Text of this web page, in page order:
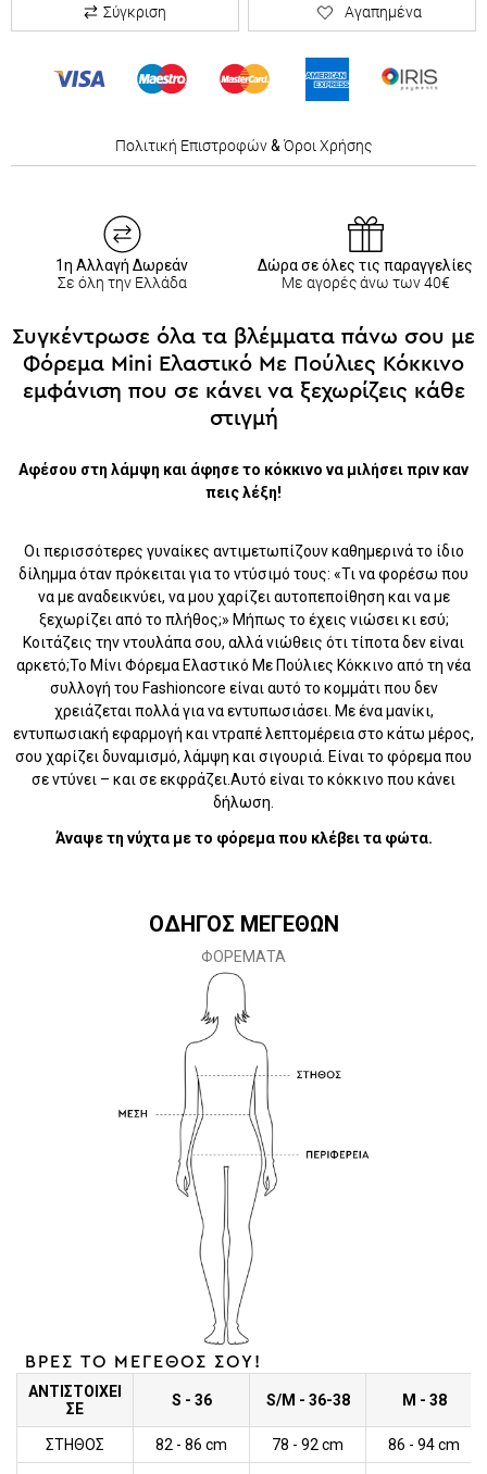
Σύγκριση Αγαπημένα
Πολιτική Επιστροφών& Όροι Χρήσης
1η Αλλαγή Δωρεάν
Σε όλη την Ελλάδα
Δώρα σε όλες τις παραγγελίες
Με αγορές άνω των 40€
Συγκέντρωσε όλα τα βλέμματα πάνω σου με
Φόρεμα Mini Ελαστικό Με Πούλιες Κόκκινο
εμφάνιση που σε κάνει να ξεχωρίζεις κάθε
στιγμή
Αφέσου στη λάμψη και άφησε το κόκκινο να μιλήσει πριν καν
πεις λέξη!
Οι περισσότερες γυναίκες αντιμετωπίζουν καθημερινά το ίδιο
δίλημμα όταν πρόκειται για το ντύσιμό τους: «Τι να φορέσω που
να με αναδεικνύει, να μου χαρίζει αυτοπεποίθηση και να με
ξεχωρίζει από το πλήθος;» Μήπως το έχεις νιώσει κι εσύ;
Κοιτάζεις την ντουλάπα σου, αλλά νιώθεις ότι τίποτα δεν είναι
αρκετό;Το Μίνι Φόρεμα Ελαστικό Με Πούλιες Κόκκινο από τη νέα
συλλογή του Fashioncore είναι αυτό το κομμάτι που δεν
χρειάζεται πολλά για να εντυπωσιάσει. Με ένα μανίκι,
εντυπωσιακή εφαρμογή και ντραπέ λεπτομέρεια στο κάτω μέρος,
σου χαρίζει δυναμισμό, λάμψη και σιγουριά. Είναι το φόρεμα που
σε ντύνει – και σε εκφράζει.Αυτό είναι το κόκκινο που κάνει
δήλωση.
Άναψε τη νύχτα με το φόρεμα που κλέβει τα φώτα.
ΟΔΗΓΟΣ ΜΕΓΕΘΩΝ
ΦΟΡΕΜΑΤΑ
ΒΡΕΣ ΤΟ ΜΕΓΕΘΟΣ ΣΟΥ!
ΑΝΤΙΣΤΟΙΧΕΙ
ΣΕ
S - 36 S/M - 36-38 M - 38
ΣΤΗΘΟΣ 82 - 86 cm 78 - 92 cm 86 - 94 cm